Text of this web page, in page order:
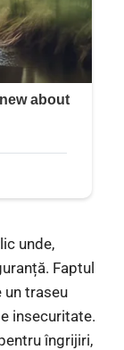
unde,
Faptul
un traseu
insecuritate.
îngrijiri,